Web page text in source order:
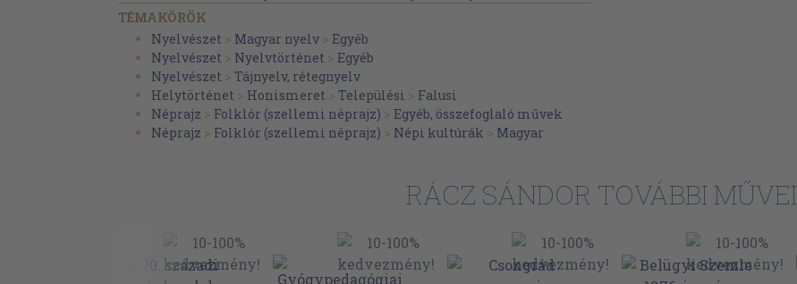
TÉMAKÖRÖK
Nyelvészet > Magyar nyelv > Egyéb
Nyelvészet > Nyelvtörténet > Egyéb
Nyelvészet > Tájnyelv, rétegnyelv
Helytörténet > Honismeret > Települési > Falusi
Néprajz > Folklór (szellemi néprajz) > Egyéb, összefoglaló művek
Néprajz > Folklór (szellemi néprajz) > Népi kultúrák > Magyar
RÁCZ SÁNDOR TOVÁBBI MŰVEI